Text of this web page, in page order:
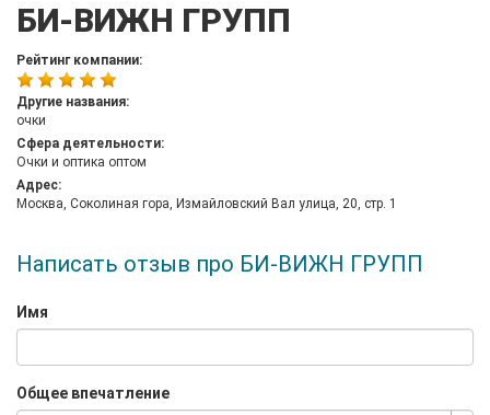
БИ-ВИЖН ГРУПП
Рейтинг компании:
Другие названия:
очки
Сфера деятельности:
Очки и оптика оптом
Адрес:
Москва, Соколиная гора, Измайловский Вал улица, 20, стр. 1
Написать отзыв про БИ-ВИЖН ГРУПП
Имя
Общее впечатление